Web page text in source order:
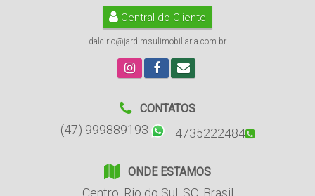
Central do Cliente
dalcirio@jardimsulimobiliaria.com.br
CONTATOS
(47) 999889193 4735222484
ONDE ESTAMOS